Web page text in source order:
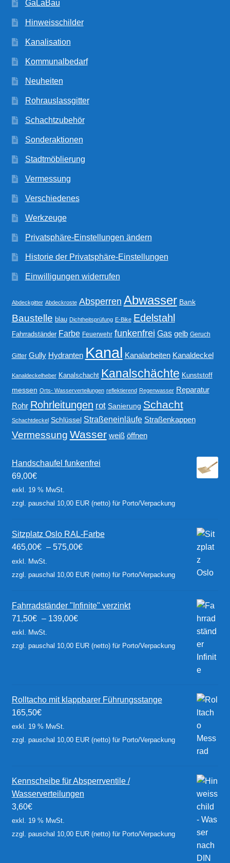
GaLaBau
Hinweisschilder
Kanalisation
Kommunalbedarf
Neuheiten
Rohrauslassgitter
Schachtzubehör
Sonderaktionen
Stadtmöblierung
Vermessung
Verschiedenes
Werkzeuge
Privatsphäre-Einstellungen ändern
Historie der Privatsphäre-Einstellungen
Einwilligungen widerrufen
Abdeckgitter Abdeckroste Absperren Abwasser Bank
Baustelle blau Dichtheitsprüfung E-Bike Edelstahl
Fahrradständer Farbe Feuerwehr funkenfrei Gas gelb Geruch
Gitter Gully Hydranten Kanal Kanalarbeiten Kanaldeckel
Kanaldeckelheber Kanalschacht Kanalschächte Kunststoff
messen Orts- Wasserverteilungen reflektierend Regenwasser Reparatur
Rohr Rohrleitungen rot Sanierung Schacht
Schachtdeckel Schlüssel Straßeneinläufe Straßenkappen
Vermessung Wasser weiß öffnen
Handschaufel funkenfrei
69,00€
exkl. 19 % MwSt.
zzgl. pauschal 10,00 EUR (netto) für Porto/Verpackung
Sitzplatz Oslo RAL-Farbe
465,00€ – 575,00€
exkl. MwSt.
zzgl. pauschal 10,00 EUR (netto) für Porto/Verpackung
Fahrradständer "Infinite" verzinkt
71,50€ – 139,00€
exkl. MwSt.
zzgl. pauschal 10,00 EUR (netto) für Porto/Verpackung
Rolltacho mit klappbarer Führungsstange
165,50€
exkl. 19 % MwSt.
zzgl. pauschal 10,00 EUR (netto) für Porto/Verpackung
Kennscheibe für Absperrventile /
Wasserverteilungen
3,60€
exkl. 19 % MwSt.
zzgl. pauschal 10,00 EUR (netto) für Porto/Verpackung